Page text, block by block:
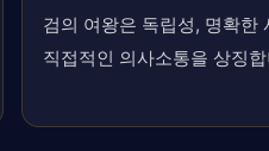
검의 여왕은 독립성, 명확한
직접적인 의사소통을 상징